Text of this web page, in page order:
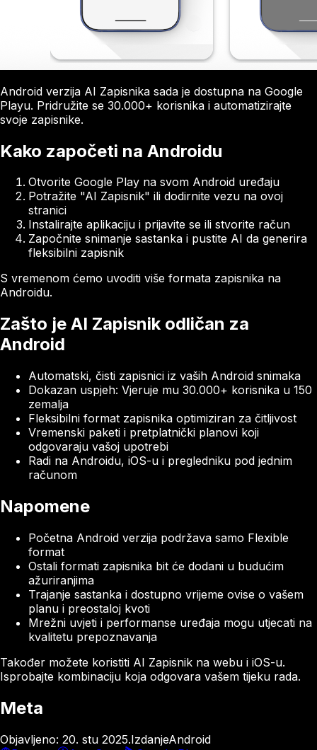
Android verzija AI Zapisnika sada je dostupna na Google
Playu. Pridružite se 30.000+ korisnika i automatizirajte
svoje zapisnike.
Kako započeti na Androidu
Otvorite Google Play na svom Android uređaju
Potražite "AI Zapisnik" ili dodirnite vezu na ovoj
stranici
Instalirajte aplikaciju i prijavite se ili stvorite račun
Započnite snimanje sastanka i pustite AI da generira
fleksibilni zapisnik
S vremenom ćemo uvoditi više formata zapisnika na
Androidu.
Zašto je AI Zapisnik odličan za
Android
Automatski, čisti zapisnici iz vaših Android snimaka
Dokazan uspjeh: Vjeruje mu 30.000+ korisnika u 150
zemalja
Fleksibilni format zapisnika optimiziran za čitljivost
Vremenski paketi i pretplatnički planovi koji
odgovaraju vašoj upotrebi
Radi na Androidu, iOS-u i pregledniku pod jednim
računom
Napomene
Početna Android verzija podržava samo Flexible
format
Ostali formati zapisnika bit će dodani u budućim
ažuriranjima
Trajanje sastanka i dostupno vrijeme ovise o vašem
planu i preostaloj kvoti
Mrežni uvjeti i performanse uređaja mogu utjecati na
kvalitetu prepoznavanja
Također možete koristiti AI Zapisnik na webu i iOS-u.
Isprobajte kombinaciju koja odgovara vašem tijeku rada.
Meta
Objavljeno: 20. stu 2025.IzdanjeAndroid